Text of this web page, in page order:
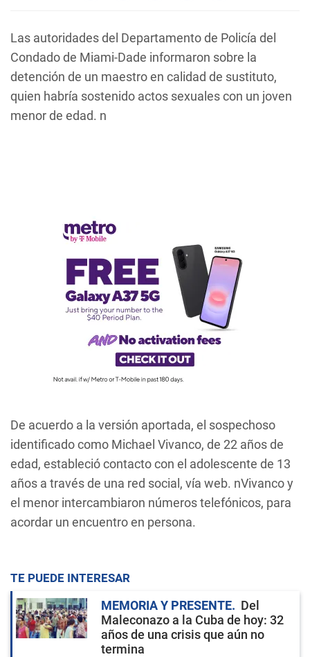
Las autoridades del Departamento de Policía del
Condado de Miami-Dade informaron sobre la
detención de un maestro en calidad de sustituto,
quien habría sostenido actos sexuales con un joven
menor de edad. n
De acuerdo a la versión aportada, el sospechoso
identificado como Michael Vivanco, de 22 años de
edad, estableció contacto con el adolescente de 13
años a través de una red social, vía web. nVivanco y
el menor intercambiaron números telefónicos, para
acordar un encuentro en persona.
TE PUEDE INTERESAR
MEMORIA Y PRESENTE
Del
Maleconazo a la Cuba de hoy: 32
años de una crisis que aún no
termina